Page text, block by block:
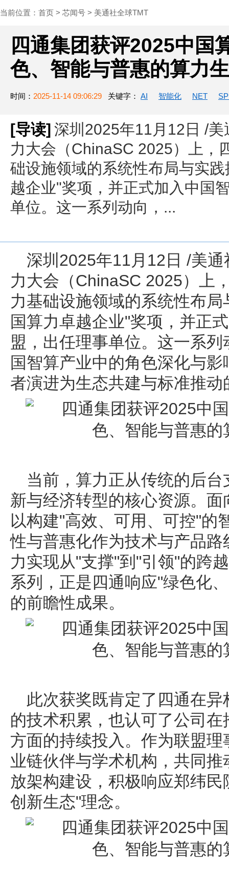
当前位置： 首页 > 芯闻号 > 美通社全球TMT
四通集团获评2025中国
色、智能与普惠的算力
时间： 2025-11-14 09:06:29 关键字： AI 智能化 NET
[导读] 深圳2025年11月12日 /
力大会（ChinaSC 2025）上，
础设施领域的系统性布局与实
越企业"奖项，并正式加入中国
单位。这一系列动向，...
深圳 2025年11月12日 /美通
力大会（ChinaSC 2025）上
力基础设施领域的系统性布
国算力卓越企业"奖项，并正
盟，出任理事单位。这一系
国智算产业中的角色深化与
者演进为生态共建与标准推动
当前，算力正从传统的后
新与经济转型的核心资源。
以构建"高效、可用、可控"的
性与普惠化作为技术与产品
力实现从"支撑"到"引领"的跨
系列，正是四通响应"绿色化
的前瞻性成果。
此次获奖既肯定了四通在
的技术积累，也认可了公司
方面的持续投入。作为联盟
业链伙伴与学术机构，共同
放架构建设，积极响应郑纬
创新生态"理念。